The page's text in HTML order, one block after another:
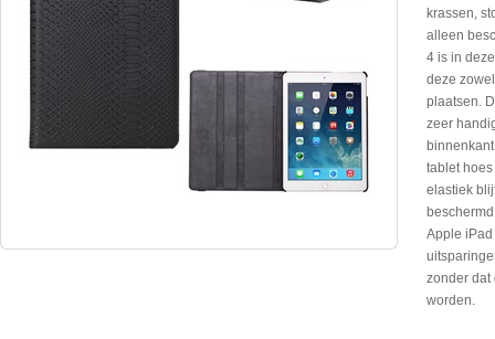
krassen,
alleen
4 is in
deze
plaatsen.
zeer
tablet
elastiek
Apple
zonder dat
worden.